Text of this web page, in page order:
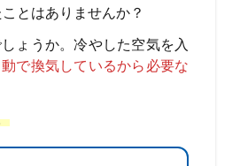
とはありませんか？
ょうか。冷やした空気を入
で換気しているから必要な